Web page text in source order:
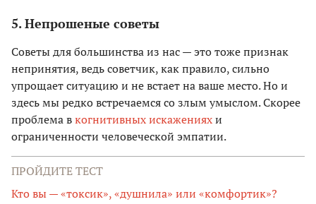
5. Непрошеные советы
Советы для большинства из нас — это тоже признак
непринятия, ведь советчик, как правило, сильно
упрощает ситуацию и не встает на ваше место. Но и
здесь мы редко встречаемся со злым умыслом. Скорее
проблема вкогнитивных искаженияхи
ограниченности человеческой эмпатии.
ПРОЙДИТЕ ТЕСТ
Кто вы — «токсик», «душнила» или «комфортик»?